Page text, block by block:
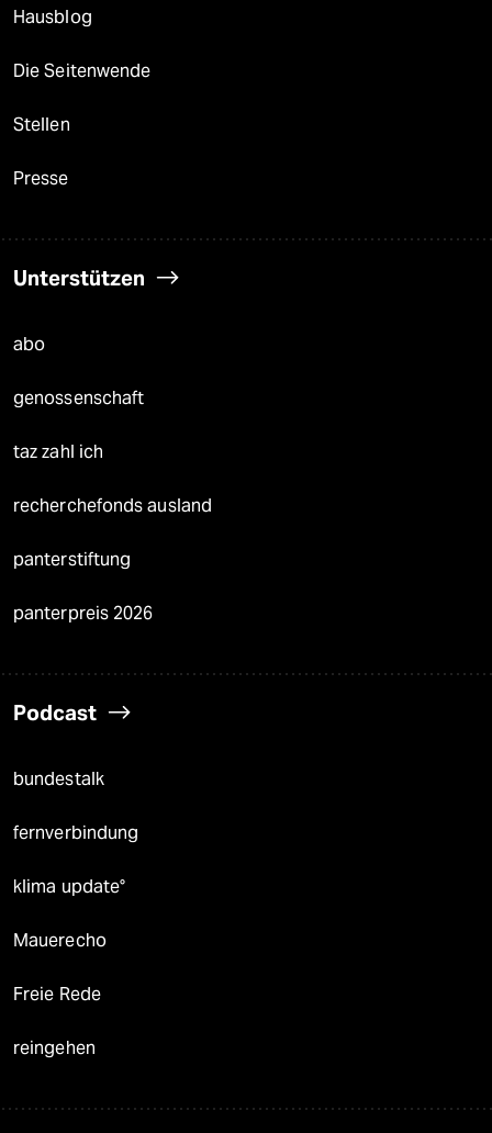
Hausblog
Die Seitenwende
Stellen
Presse
Unterstützen
abo
genossenschaft
taz zahl ich
recherchefonds ausland
panterstiftung
panterpreis 2026
Podcast
bundestalk
fernverbindung
klima update°
Mauerecho
Freie Rede
reingehen